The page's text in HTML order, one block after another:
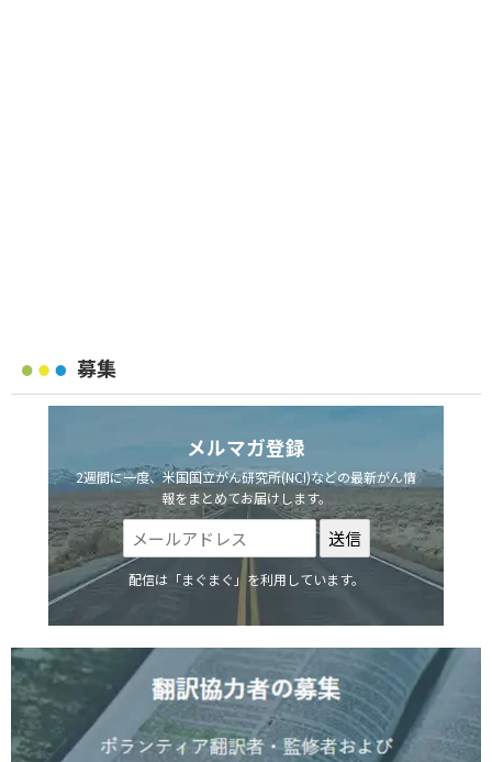
募集
メルマガ登録
2週間に一度、米国国立がん研究所(NCI)などの最新がん情
報をまとめてお届けします。
配信は「まぐまぐ」を利用しています。